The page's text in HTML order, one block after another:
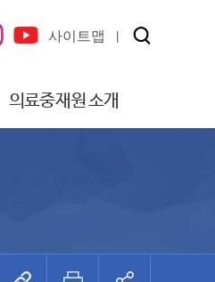
사이트맵
의료중재원 소개